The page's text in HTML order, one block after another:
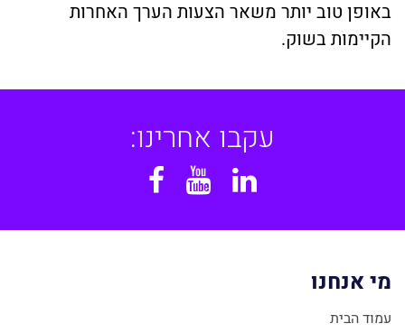
באופן טוב יותר משאר הצעות הערך האחרות
הקיימות בשוק.
עקבו אחרינו:
Linkedin
YouTube
מי אנחנו
עמוד הבית